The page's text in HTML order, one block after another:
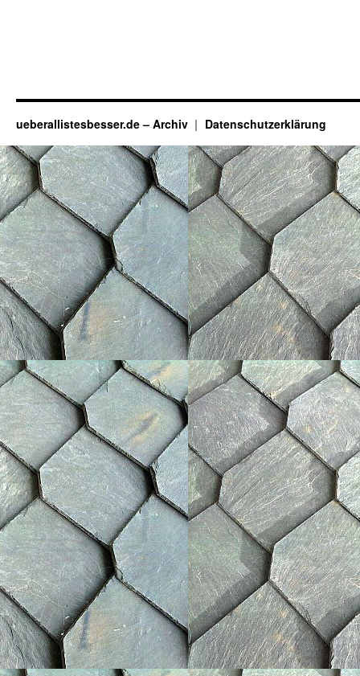
ueberallistesbesser.de – Archiv Datenschutzerklärung